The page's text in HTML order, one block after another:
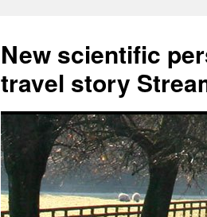
New scientific
travel story